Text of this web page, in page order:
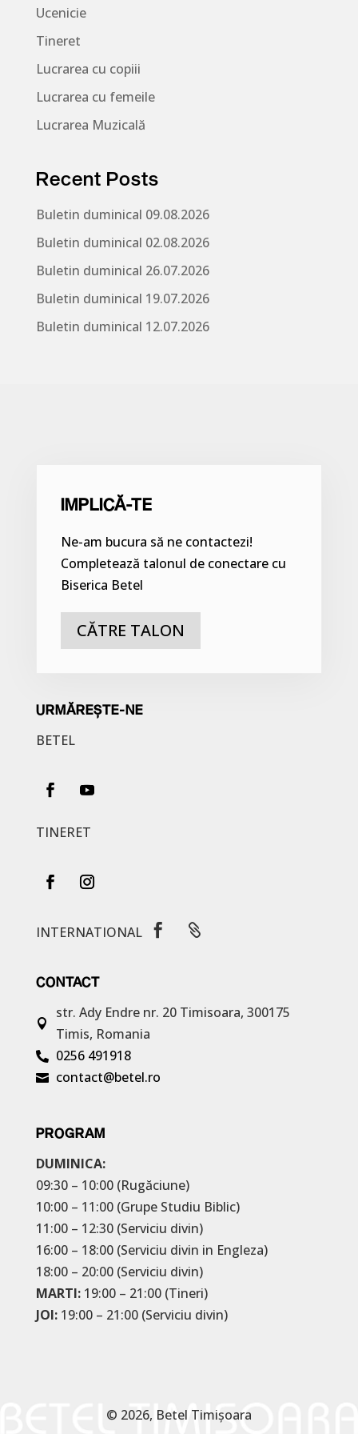
Ucenicie
Tineret
Lucrarea cu copiii
Lucrarea cu femeile
Lucrarea Muzicală
Recent Posts
Buletin duminical 09.08.2026
Buletin duminical 02.08.2026
Buletin duminical 26.07.2026
Buletin duminical 19.07.2026
Buletin duminical 12.07.2026
IMPLICĂ-TE
Ne-am bucura să ne contactezi!
Completează talonul de conectare cu
Biserica Betel
CĂTRE TALON
URMĂREȘTE-NE
BETEL
TINERET
INTERNATIONAL  
CONTACT

str. Ady Endre nr. 20 Timisoara, 300175
Timis, Romania
 0256 491918
 contact@betel.ro
PROGRAM
DUMINICA:
09:30 – 10:00 (Rugăciune)
10:00 – 11:00 (Grupe Studiu Biblic)
11:00 – 12:30 (Serviciu divin)
16:00 – 18:00 (Serviciu divin in Engleza)
18:00 – 20:00 (Serviciu divin)
MARTI: 19:00 – 21:00 (Tineri)
JOI: 19:00 – 21:00 (Serviciu divin)
© 2026, Betel Timișoara